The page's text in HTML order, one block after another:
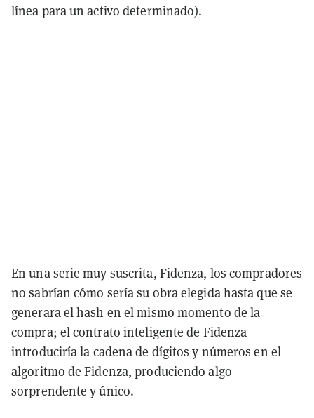
línea para un activo determinado).
En una serie muy suscrita, Fidenza, los compradores
no sabrían cómo sería su obra elegida hasta que se
generara el hash en el mismo momento de la
compra; el contrato inteligente de Fidenza
introduciría la cadena de dígitos y números en el
algoritmo de Fidenza, produciendo algo
sorprendente y único.